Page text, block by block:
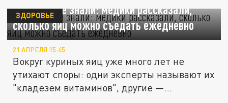
Вы точно не знали: медики рассказали,
сколько яиц можно съедать ежедневно
ЗДОРОВЬЕ
21 АПРЕЛЯ 15:45
Вокруг куриных яиц уже много лет не
утихают споры: одни эксперты называют их
"кладезем витаминов", другие —...